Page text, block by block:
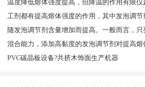
温度降低熔体强度提高，但降温的作用有限仅
工剂都有提高熔体强度的作用，其中发泡调
随发泡调节剂含量增加而提高。一般而言，
混合能力，添加高黏度的发泡调节剂对提高熔
PVC碳晶板设备?共挤木饰面生产机器